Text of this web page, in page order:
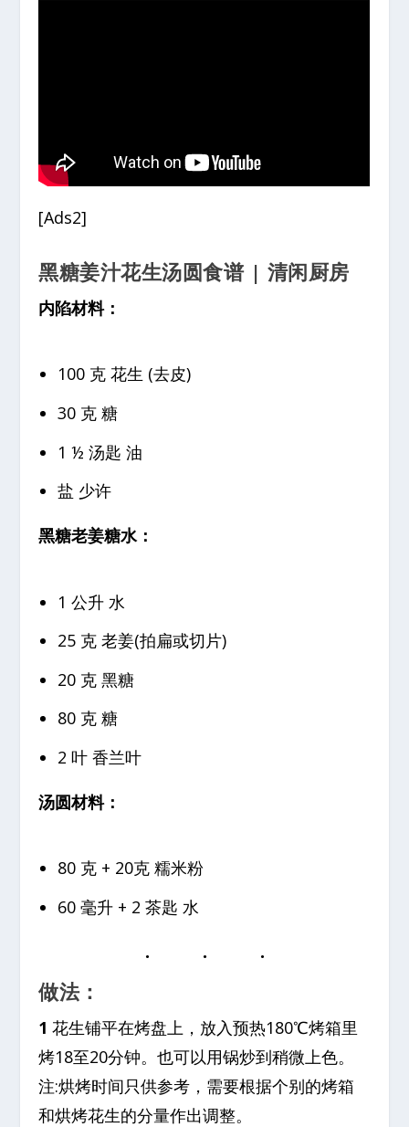
[Ads2]
黑糖姜汁花生汤圆食谱 | 清闲厨房
内陷材料：
100 克 花生 (去皮)
30 克 糖
1 ½ 汤匙 油
盐 少许
黑糖老姜糖水：
1 公升 水
25 克 老姜(拍扁或切片)
20 克 黑糖
80 克 糖
2 叶 香兰叶
汤圆材料：
80 克 + 20克 糯米粉
60 毫升 + 2 茶匙 水
做法：
1 花生铺平在烤盘上，放入预热180℃烤箱里
烤18至20分钟。也可以用锅炒到稍微上色。
注:烘烤时间只供参考，需要根据个别的烤箱
和烘烤花生的分量作出调整。